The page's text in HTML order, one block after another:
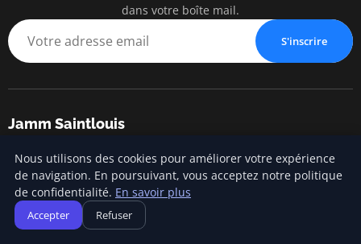
dans votre boîte mail.
S'inscrire
Jamm Saintlouis
Innovation, expertise et succès au service de votre entreprise
Catégories
Nous utilisons des cookies pour améliorer votre expérience
de navigation. En poursuivant, vous acceptez notre politique
de confidentialité. En savoir plus
Accepter Refuser